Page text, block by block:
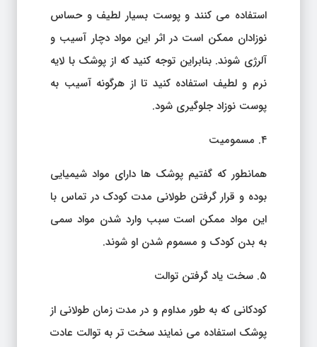
استفاده می کنند و پوست بسیار لطیف و حساس
نوزادان ممکن است در اثر این مواد دچار آسیب و
آلرژی شوند. بنابراین توجه کنید که از پوشک با لایه
نرم و لطیف استفاده کنید تا از هرگونه آسیب به
پوست نوزاد جلوگیری شود.
۴. مسمومیت
همانطور که گفتیم پوشک ها دارای مواد شیمیایی
بوده و قرار گرفتن طولانی مدت کودک در تماس با
این مواد ممکن است سبب وارد شدن مواد سمی
به بدن کودک و مسموم شدن او شوند.
۵. سخت یاد گرفتن توالت
کودکانی که به طور مداوم و در مدت زمان طولانی از
پوشک استفاده می نمایند سخت تر به توالت عادت